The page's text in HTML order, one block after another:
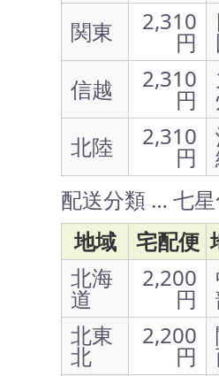
関東
2,310
円
信越
2,310
円
北陸
2,310
円
配送分類 … 七
地域
宅配便
北海
道
2,200
円
北東
北
2,200
円